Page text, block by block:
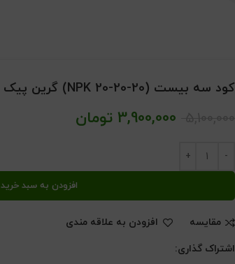
کود سه بیست (NPK 20-20-20) گرین پیک وزن 10 کیلوگرم
3,900,000 تومان
افزودن به سبد خرید
مقایسه
افزودن به علاقه مندی
اشتراک گذاری: